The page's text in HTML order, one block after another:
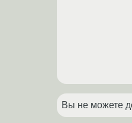
Вы не можете